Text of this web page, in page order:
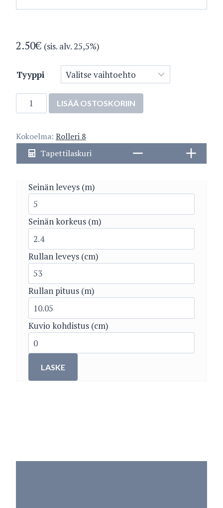
2.50€ (sis. alv. 25,5%)
Tyyppi
5209-
5
LISÄÄ OSTOSKORIIN
Kokoelma: Rolleri 8
Tapettilaskuri
Seinän leveys (m)
Seinän korkeus (m)
Rullan leveys (cm)
Rullan pituus (m)
Kuvio kohdistus (cm)
LASKE